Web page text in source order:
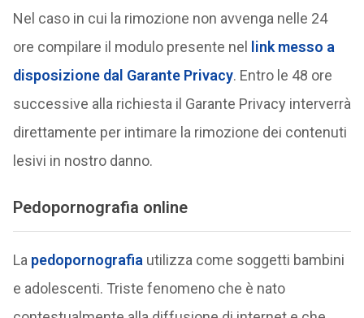
Nel caso in cui la rimozione non avvenga nelle 24
ore compilare il modulo presente nel
link messo a
disposizione dal Garante Privacy. Entro le 48 ore
successive alla richiesta il Garante Privacy interverrà
direttamente per intimare la rimozione dei contenuti
lesivi in nostro danno.
Pedopornografia online
La pedopornografia utilizza come soggetti bambini
e adolescenti. Triste fenomeno che è nato